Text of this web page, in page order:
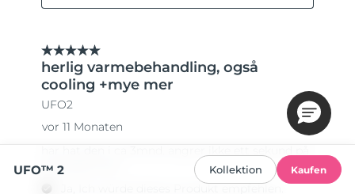
UFO™ 2 Kollektion Kaufen